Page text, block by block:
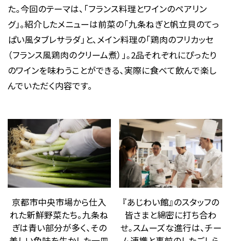
た。今回のテーマは、「フランス料理とワインのペアリン
グ」。紹介したメニューは前菜の「九条ねぎと帆立貝のてっ
ぱい風タブレサラダ」と、メイン料理の「鶏肉のフリカッセ
（フランス風鶏肉のクリーム煮）」。2品それぞれにぴったり
のワインを味わうことができる、実際に食べて飲んで楽し
んでいただく内容です。
京都市中央市場から仕入
れた新鮮野菜たち。九条ね
ぎは青い部分が多く、その
『あじわい館』のスタッフの
皆さまと綿密に打ち合わ
せ。スムーズな進行は、チー